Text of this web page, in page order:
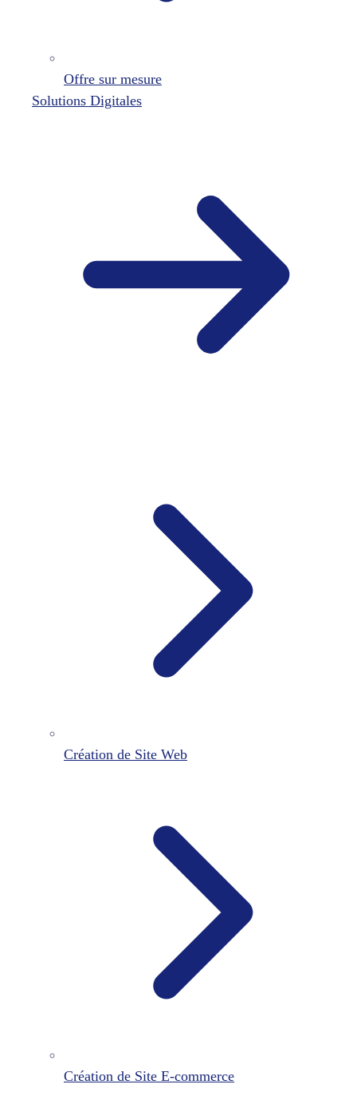
Offre sur mesure
Solutions Digitales
Création de Site Web
Création de Site E-commerce